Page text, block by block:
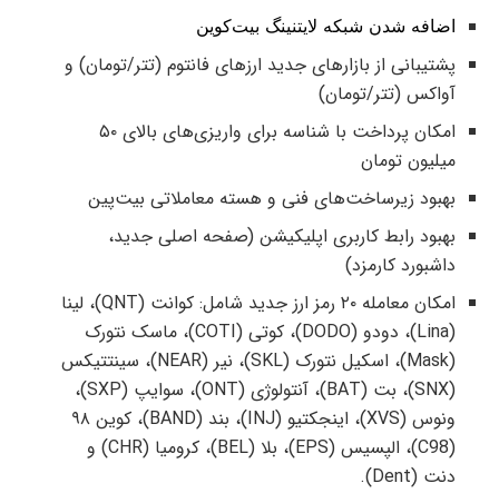
اضافه شدن شبکه لایتنینگ بیت‌کوین
پشتیبانی از بازارهای جدید ارزهای فانتوم (تتر/تومان) و
آواکس (تتر/تومان)
امکان پرداخت با شناسه برای واریزی‌های بالای ۵۰
میلیون تومان
بهبود زیر‌ساخت‌های فنی و هسته معاملاتی بیت‌پین
بهبود رابط کاربری اپلیکیشن (صفحه اصلی جدید،
داشبورد کارمزد)
امکان معامله ۲۰ رمز ارز جدید شامل: کوانت (QNT)، لینا
(Lina)، دودو (DODO)، کوتی (COTI)، ماسک نتورک
(Mask)، اسکیل نتورک (SKL)، نیر (NEAR)، سینتتیکس
(SNX)، بت (BAT)، آنتولوژی (ONT)، سوایپ (SXP)،
ونوس (XVS)، اینجکتیو (INJ)، بند (BAND)، کوین ۹۸
(C98)، الپسیس (EPS)، بلا (BEL)، کرومیا (CHR) و
دنت (Dent).